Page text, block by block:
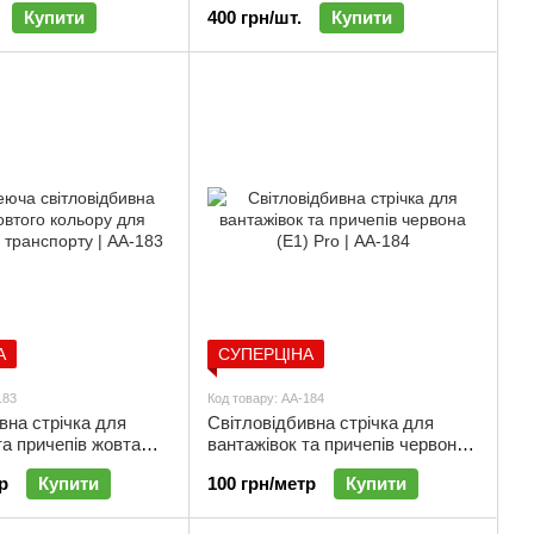
Купити
основа | АА-052
400 грн/шт. Купити
стрічка для
причепів жовта
183
Купити
СУПЕРЦІНА
Код товару: АА-184
Світловідбивна стрічка для
вантажівок та причепів червона
(Е1) Pro | АА-184
100 грн/метр
Купити